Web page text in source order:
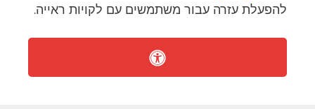
להפעלת עזרה עבור משתמשים עם לקויות ראייה.